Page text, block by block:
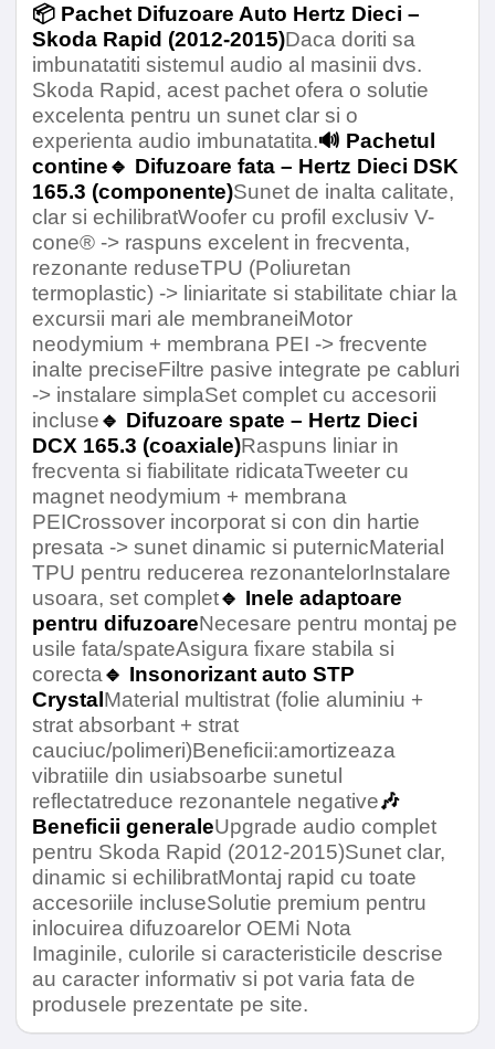
Model
Hertz Dieci
DCX 165.3
Putere maxima
Putere RMS 80 W
Impedanta 4 Ohm
Sensibilitate 93 Db
Raspuns in frecventa minim 60 Hz
Raspuns in frecventa maxim 19 KHz
Magnet
Ferita de
densitate înaltă
Magnet Tweeter Neodim
Con Carton Presat
Raspuns de frecventa 60Hz - 19KHz
Insonorizant
Model
Crystal
Numar Lentile 4 lentile
Grosime 15 mm
Coeficientul de pierderi mecanice
📦 Pachet Difuzoare Auto Hertz Dieci –
Skoda Rapid (2012-2015)Daca doriti sa
imbunatatiti sistemul audio al masinii dvs.
Skoda Rapid, acest pachet ofera o solutie
excelenta pentru un sunet clar si o
experienta audio imbunatatita.🔊 Pachetul
contine🔹 Difuzoare fata – Hertz Dieci DSK
165.3 (componente)Sunet de inalta calitate,
clar si echilibratWoofer cu profil exclusiv V-
cone® -> raspuns excelent in frecventa,
rezonante reduseTPU (Poliuretan
termoplastic) -> liniaritate si stabilitate chiar la
excursii mari ale membraneiMotor
neodymium + membrana PEI -> frecvente
inalte preciseFiltre pasive integrate pe cabluri
-> instalare simplaSet complet cu accesorii
incluse🔹 Difuzoare spate – Hertz Dieci
DCX 165.3 (coaxiale)Raspuns liniar in
frecventa si fiabilitate ridicataTweeter cu
magnet neodymium + membrana
PEICrossover incorporat si con din hartie
presata -> sunet dinamic si puternicMaterial
TPU pentru reducerea rezonantelorInstalare
usoara, set complet🔹 Inele adaptoare
pentru difuzoareNecesare pentru montaj pe
usile fata/spateAsigura fixare stabila si
corecta🔹 Insonorizant auto STP
CrystalMaterial multistrat (folie aluminiu +
strat absorbant + strat
cauciuc/polimeri)Beneficii:amortizeaza
vibratiile din usiabsoarbe sunetul
reflectatreduce rezonantele negative🎶
Beneficii generaleUpgrade audio complet
pentru Skoda Rapid (2012-2015)Sunet clar,
dinamic si echilibratMontaj rapid cu toate
accesoriile incluseSolutie premium pentru
inlocuirea difuzoarelor OEMℹ️ Nota
Imaginile, culorile si caracteristicile descrise
au caracter informativ si pot varia fata de
produsele prezentate pe site.